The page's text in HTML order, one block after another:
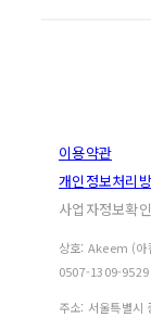
이용약관
개인정보처리
사업자정보확인
상호: Akeem (아
0507-1309-
주소: 서울특별시